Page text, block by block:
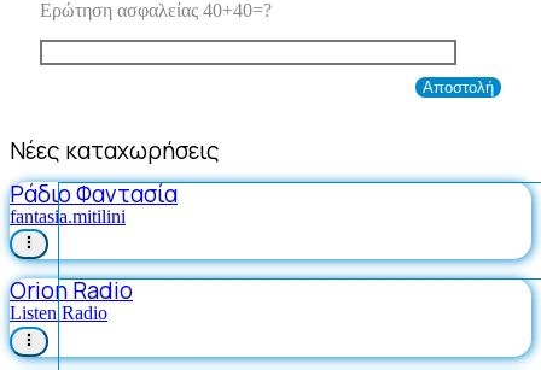
Ερώτηση ασφαλείας 40+40=?
Νέες καταχωρήσεις
Ράδιο Φαντασία
fantasia.mitilini
Orion Radio
Listen Radio